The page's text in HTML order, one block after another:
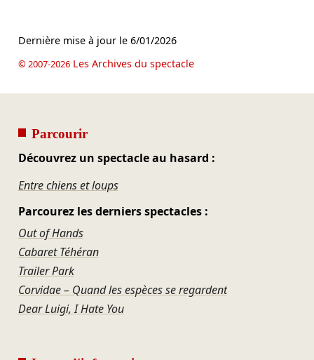
Dernière mise à jour le 6/01/2026
© 2007-2026Les Archives du spectacle
Parcourir
Découvrez un spectacle au hasard :
Entre chiens et loups
Parcourez les derniers spectacles :
Out of Hands
Cabaret Téhéran
Trailer Park
Corvidae – Quand les espèces se regardent
Dear Luigi, I Hate You